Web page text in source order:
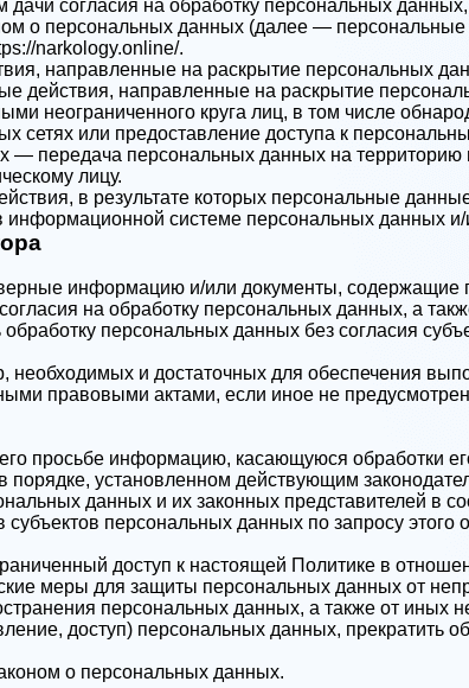
согласия на обработку персональных
о персональных данных (далее —
narkology.online/.
направленные на раскрытие персональных
действия, направленные на раскрытие
неограниченного круга лиц, в том числе
сетях или предоставление доступа к
передача персональных данных на территорию
лицу.
в результате которых персональные
системе персональных данных
информацию и/или документы, содержащие
на обработку персональных данных, а
персональных данных без согласия
необходимых и достаточных для обеспечения
правовыми актами, если иное не
просьбе информацию, касающуюся обработки
установленном действующим
данных и их законных представителей в
персональных данных по запросу
доступ к настоящей Политике в
меры для защиты персональных данных от
персональных данных, а также от
доступ) персональных данных, прекратить
о персональных данных.